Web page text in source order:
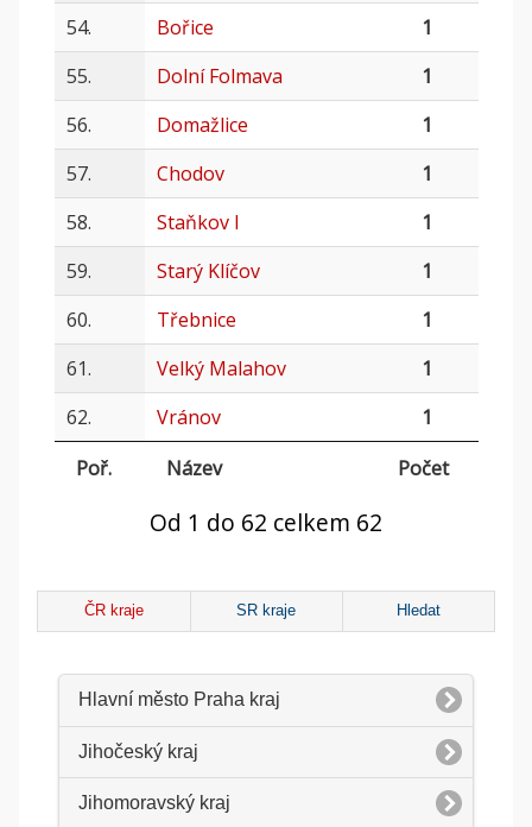
54.
Bořice
1
55.
Dolní Folmava
1
56.
Domažlice
1
57.
Chodov
1
58.
Staňkov I
1
59.
Starý Klíčov
1
60.
Třebnice
1
61.
Velký Malahov
1
62.
Vránov
1
Poř.
Název Počet
Od 1 do 62 celkem 62
ČR kraje SR kraje Hledat
Hlavní město Praha kraj
Jihočeský kraj
Jihomoravský kraj